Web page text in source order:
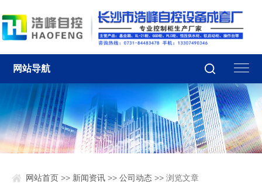
网站导航
网站首页 >> 新闻资讯 >>公司动态 >> 浏览文章